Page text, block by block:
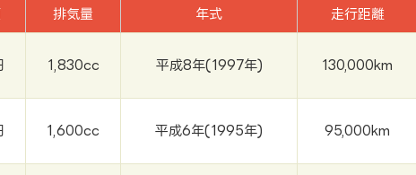
排気量 年式 走行距離
1,830cc 平成8年(1997年) 130,000km
1,600cc 平成6年(1995年) 95,000km